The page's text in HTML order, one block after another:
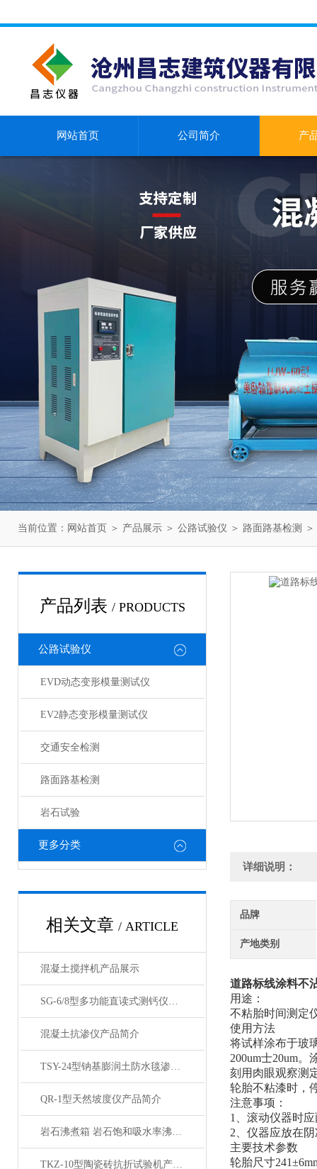
网站首页 公司简介 产
当前位置： 网站首页 ＞ 产品展示 ＞ 公路试验仪 ＞ 路面路基检测
产品列表 / PRODUCTS
公路试验仪
EVD动态变形模量测试仪
EV2静态变形模量测试仪
交通安全检测
路面路基检测
岩石试验
更多分类
相关文章 / ARTICLE
混凝土搅拌机产品展示
SG-6/8型多功能直读式测钙仪产品展示
混凝土抗渗仪产品简介
TSY-24型钠基膨润土防水毯渗透系数测定仪产品简介
QR-1型天然坡度仪产品简介
岩石沸煮箱 岩石饱和吸水率沸煮箱产品展示
TKZ-10型陶瓷砖抗折试验机产品展示
详细说明：
品牌
产地类别
道路标线涂料不
用途：
不粘胎时间测定
使用方法
将试样涂布于玻
200um士20um
刻用肉眼观察测
轮胎不粘漆时，
注意事项：
1、 滚动仪器时
2、 仪器应放在
主要技术参数
轮胎尺寸